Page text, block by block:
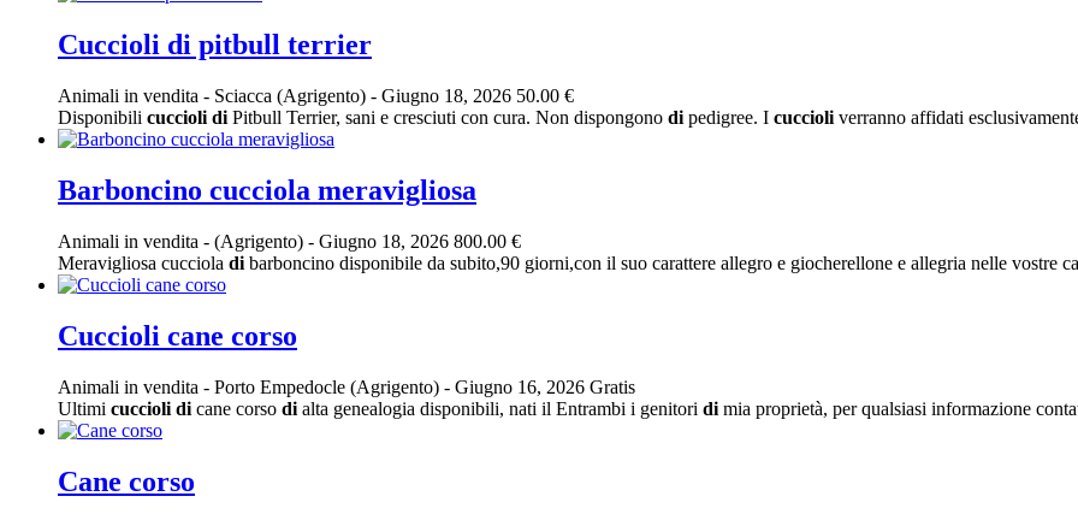
Cuccioli di pitbull terrier
Animali in vendita - Sciacca (Agrigento) - Giugno 18, 2026 50.00 €
Disponibili cuccioli di Pitbull Terrier, sani e cresciuti con cura. Non dispongono di pedigree. I cuccioli verranno affidati
Barboncino cucciola meravigliosa
Animali in vendita - (Agrigento) - Giugno 18, 2026 800.00 €
Meravigliosa cucciola di barboncino disponibile da subito,90 giorni,con il suo carattere allegro e giocherellone e allegria nelle vostre
Cuccioli cane corso
Animali in vendita - Porto Empedocle (Agrigento) - Giugno 16, 2026 Gratis
Ultimi cuccioli di cane corso di alta genealogia disponibili, nati il Entrambi i genitori di mia proprietà, per qualsiasi informazione
Cane corso